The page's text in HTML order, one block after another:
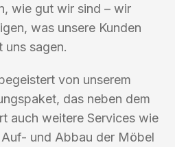
wie gut wir sind – wir
was unsere Kunden
uns sagen.
von unserem
das neben dem
auch weitere Services wie
und Abbau der Möbel